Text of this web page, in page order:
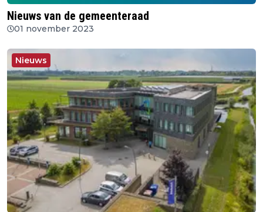
Nieuws van de gemeenteraad
01 november 2023
Nieuws